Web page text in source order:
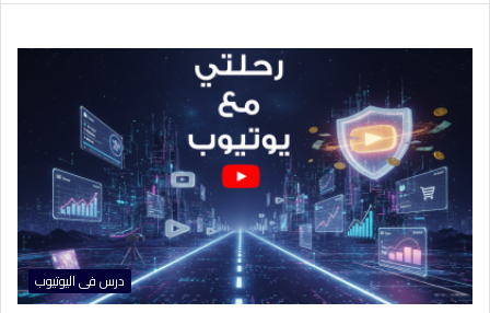
درس فى اليوتيوب